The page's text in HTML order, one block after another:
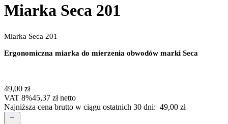
Miarka Seca 201
Miarka Seca 201
Ergonomiczna miarka do mierzenia obwodów marki Seca
49,00 zł
VAT 8%45,37 złnetto
Najniższa cena brutto w ciągu ostatnich 30 dni: 49,00 zł